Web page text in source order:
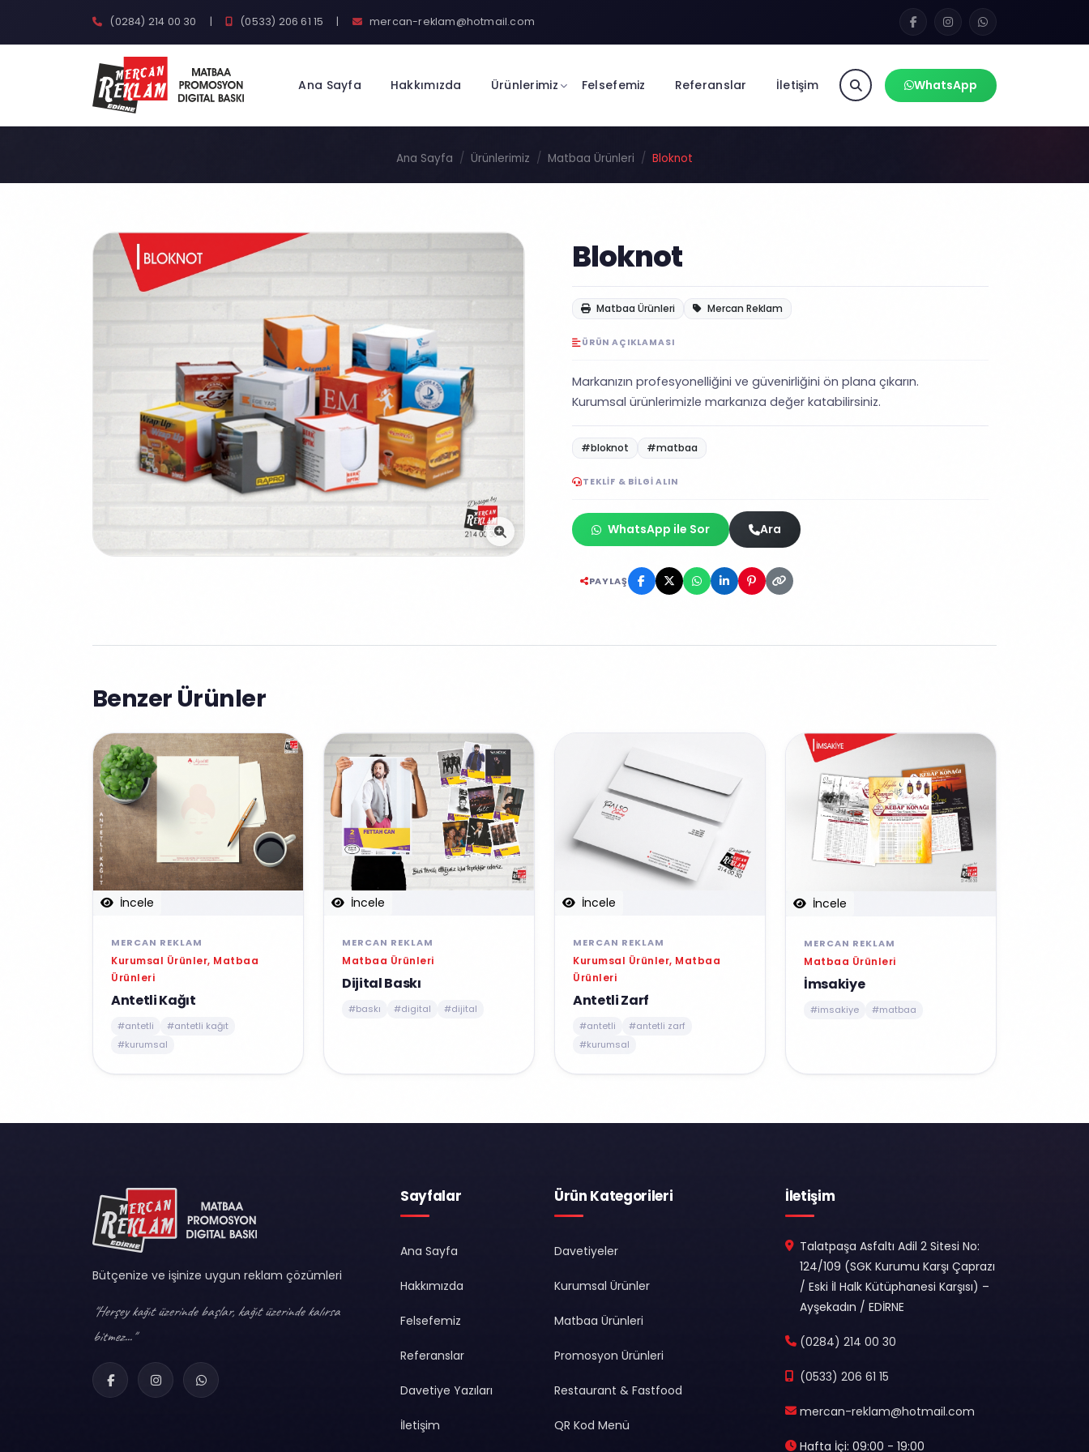
(0284) 214 00 30 | (0533) 206 61 15 | mercan-reklam@hotmail.com
Ana Sayfa Hakkımızda Ürünlerimiz Felsefemiz Referanslar İletişim WhatsApp
Ana Sayfa Ürünlerimiz Matbaa Ürünleri Bloknot
Bloknot
Matbaa Ürünleri Mercan Reklam
ÜRÜN AÇIKLAMASI
Markanızın profesyonelliğini ve güvenirliğini ön plana çıkarın.
Kurumsal ürünlerimizle markanıza değer katabilirsiniz.
#bloknot #matbaa
TEKLIF & BILGI ALIN
WhatsApp ile Sor Ara
PAYLAŞ
Benzer Ürünler
İncele
MERCAN REKLAM
Kurumsal Ürünler, Matbaa
Ürünleri
Antetli Kağıt
#antetli
#antetli kağıt
#kurumsal
İncele
MERCAN REKLAM
Matbaa Ürünleri
Dijital Baskı
#baskı #digital #dijital
İncele
MERCAN REKLAM
Kurumsal Ürünler, Matbaa
Ürünleri
Antetli Zarf
#antetli
#antetli zarf
#kurumsal
İncele
MERCAN REKLAM
Matbaa Ürünleri
İmsakiye
#imsakiye #matbaa
Bütçenize ve işinize uygun reklam çözümleri
"Herşey kağıt üzerinde başlar, kağıt üzerinde kalırsa
bitmez..."
Sayfalar
Ana Sayfa
Hakkımızda
Felsefemiz
Referanslar
Davetiye Yazıları
İletişim
Ürün Kategorileri
Davetiyeler
Kurumsal Ürünler
Matbaa Ürünleri
Promosyon Ürünleri
Restaurant & Fastfood
QR Kod Menü
İletişim
Talatpaşa Asfaltı Adil 2 Sitesi No:
124/109 (SGK Kurumu Karşı Çaprazı
/ Eski İl Halk Kütüphanesi Karşısı) –
Ayşekadın / EDİRNE
(0284) 214 00 30
(0533) 206 61 15
mercan-reklam@hotmail.com
Hafta İçi: 09:00 - 19:00